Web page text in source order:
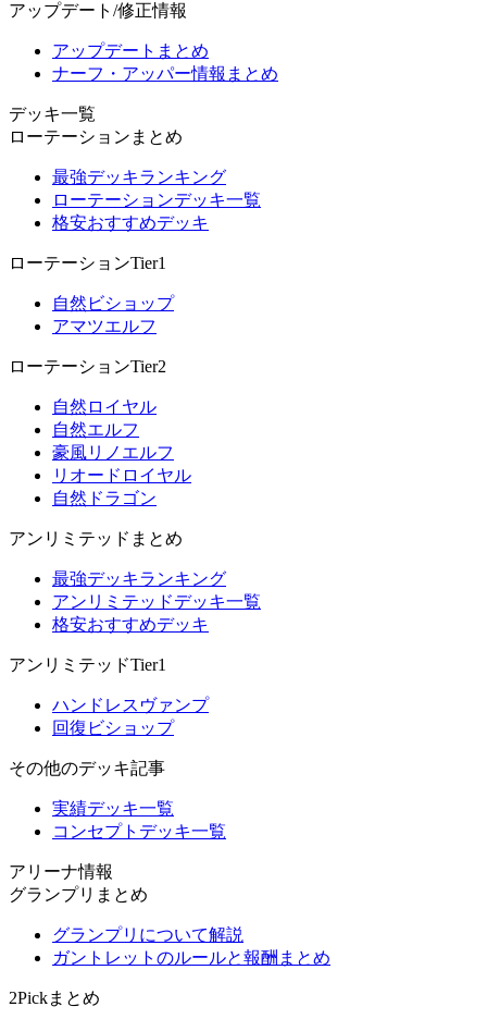
アップデート/修正情報
アップデートまとめ
ナーフ・アッパー情報まとめ
デッキ一覧
ローテーションまとめ
最強デッキランキング
ローテーションデッキ一覧
格安おすすめデッキ
ローテーションTier1
自然ビショップ
アマツエルフ
ローテーションTier2
自然ロイヤル
自然エルフ
豪風リノエルフ
リオードロイヤル
自然ドラゴン
アンリミテッドまとめ
最強デッキランキング
アンリミテッドデッキ一覧
格安おすすめデッキ
アンリミテッドTier1
ハンドレスヴァンプ
回復ビショップ
その他のデッキ記事
実績デッキ一覧
コンセプトデッキ一覧
アリーナ情報
グランプリまとめ
グランプリについて解説
ガントレットのルールと報酬まとめ
2Pickまとめ